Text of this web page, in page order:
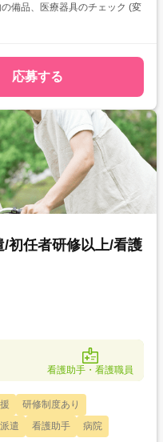
品、医療器具のチェック (変
応募する
初任者研修以上/看護
看護助手・看護職員
研修制度あり
遣 看護助手 病院